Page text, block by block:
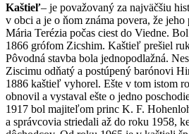
Kaštieľ– je považovaný za najväčšiu
v obci a je o ňom známa povera, že jeho
Mária Terézia počas ciest do Viedne.
1866 grófom Zicshim. Kaštieľ prešiel
Pôvodná stavba bola jednopodlažná.
Ziscimu odňatý a postúpený barónovi
1886 kaštieľ vyhorel. Ešte v tom istom
obnovil a vystaval ešte o jedno
1917 bol majiteľom princ K. F.
a správcovia striedali až do roku 1958,